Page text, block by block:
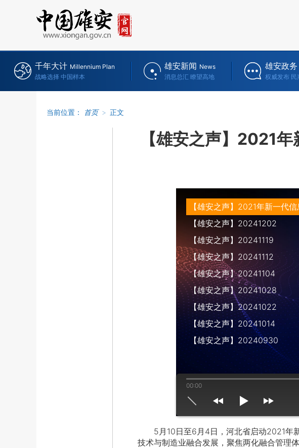
千年大计 Millennium Plan
战略选择 中国样本
雄安新闻 News
消息总汇 瞭望高地
雄安政务
权威发布 民
当前位置： 首页 > 正文
【雄安之声】2021
【雄安之声】2021年新一代
【雄安之声】20241202
【雄安之声】20241119
【雄安之声】20241112
【雄安之声】20241104
【雄安之声】20241028
【雄安之声】20241022
【雄安之声】20241014
【雄安之声】20240930
00:00
mute
5月10日至6月4日，河北省启动2021年新
技术与制造业融合发展，聚焦两化融合管理